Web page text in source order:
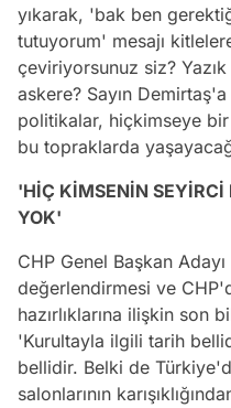
yıkarak, 'bak ben
tutuyorum' mesajı
çeviriyorsunuz siz?
askere? Sayın
politikalar, hiçkimseye
bu topraklarda
'HİÇ KİMSENİN SEYİRCİ
YOK'
CHP Genel Başkan Adayı
değerlendirmesi ve
hazırlıklarına ilişkin son
'Kurultayla ilgili tarih
bellidir. Belki de
salonlarının